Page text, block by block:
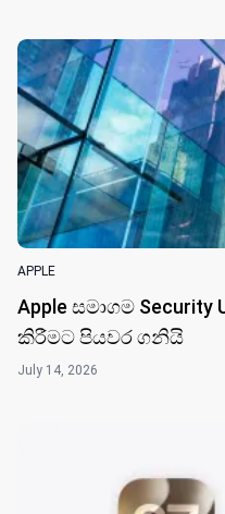
APPLE
Apple සමාගම
කිරීමට පියවර ගනියි
July 14, 2026